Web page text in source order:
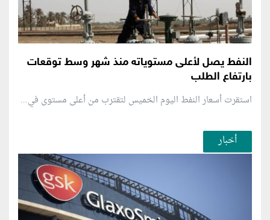
النفط يصل لأعلى مستوياته منذ شهر وسط توقعات
بارتفاع الطلب
استقرت أسعار النفط اليوم الخميس لتقترب من أعلى مستوى في...
أخبار